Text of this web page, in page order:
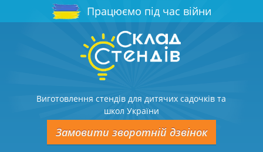
Працюємо під час війни
Виготовлення стендів для дитячих садочків та
школ України
Замовити зворотній дзвінок